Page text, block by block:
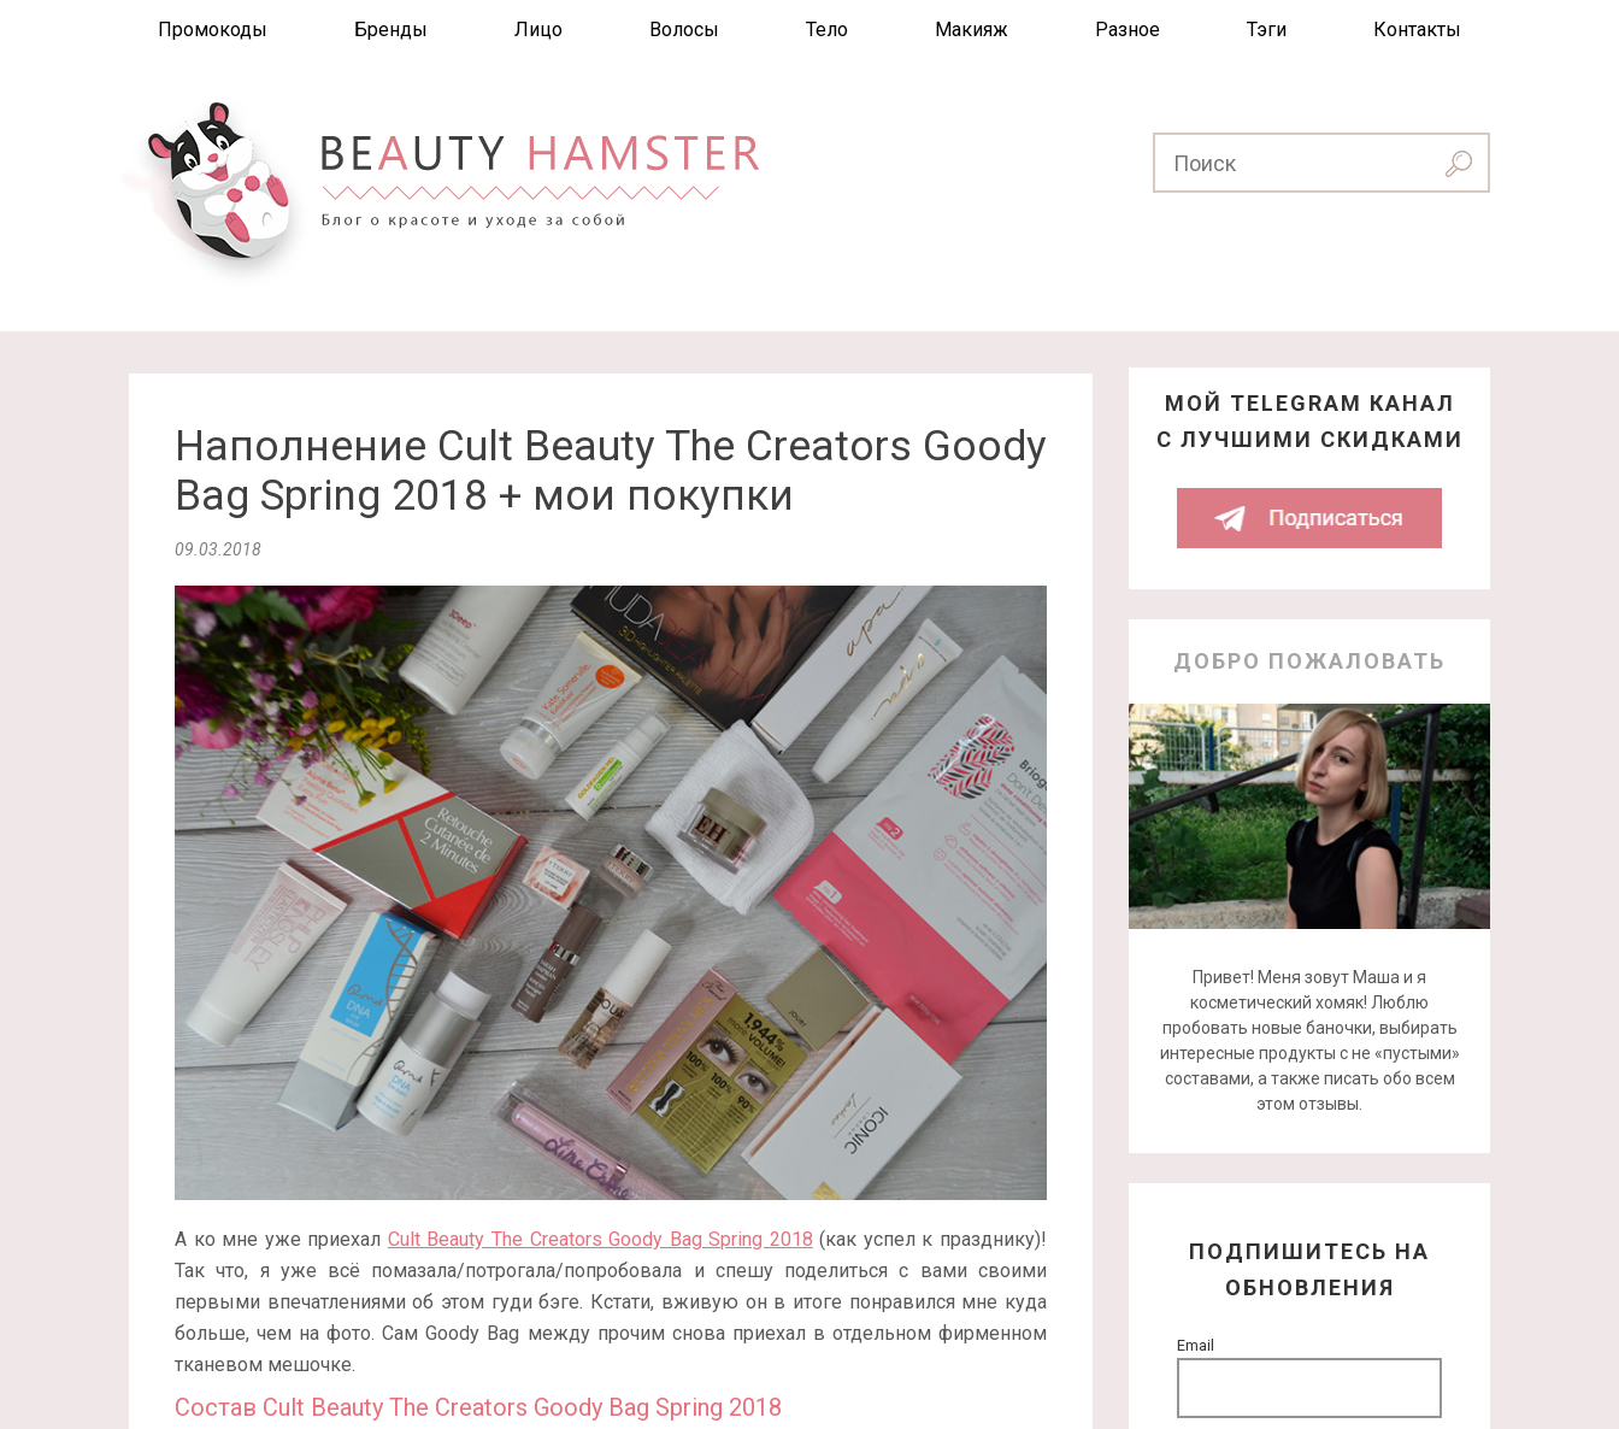
Промокоды Бренды Лицо Волосы Тело Макияж Разное Тэги Контакты
Наполнение Cult Beauty The Creators Goody
Bag Spring 2018 + мои покупки
09.03.2018
А ко мне уже приехал Cult Beauty The Creators Goody Bag Spring 2018 (как успел к празднику)!
Так что, я уже всё помазала/потрогала/попробовала и спешу поделиться с вами своими
первыми впечатлениями об этом гуди бэге. Кстати, вживую он в итоге понравился мне куда
больше, чем на фото. Сам Goody Bag между прочим снова приехал в отдельном фирменном
тканевом мешочке.
Состав Cult Beauty The Creators Goody Bag Spring 2018
МОЙ TELEGRAM КАНАЛ
С ЛУЧШИМИ СКИДКАМИ
ДОБРО ПОЖАЛОВАТЬ
Привет! Меня зовут Маша и я
косметический хомяк! Люблю
пробовать новые баночки, выбирать
интересные продукты с не «пустыми»
составами, а также писать обо всем
этом отзывы.
ПОДПИШИТЕСЬ НА
ОБНОВЛЕНИЯ
Email